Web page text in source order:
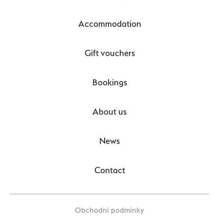
Accommodation
Gift vouchers
Bookings
About us
News
Contact
Obchodní podmínky